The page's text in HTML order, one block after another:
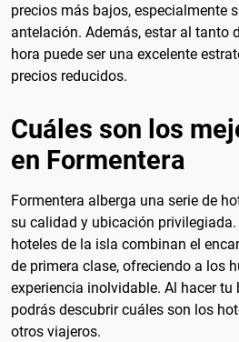
precios más bajos, especialmente
antelación. Además, estar al tanto
hora puede ser una excelente
precios reducidos.
Cuáles son los
en Formentera
Formentera alberga una serie de
su calidad y ubicación
hoteles de la isla combinan el
de primera clase, ofreciendo a los
experiencia inolvidable. Al hacer tu
podrás descubrir cuáles son los
otros viajeros.